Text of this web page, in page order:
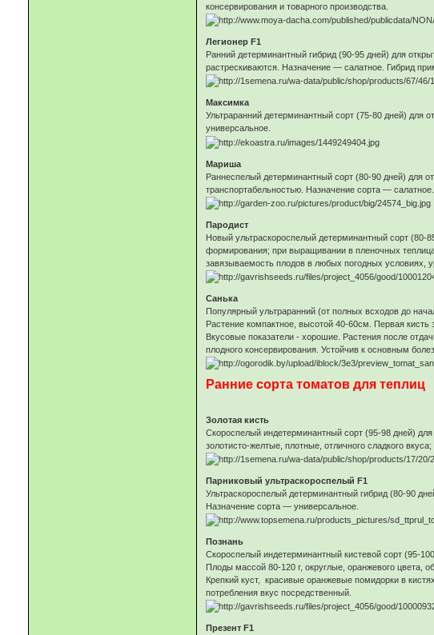
консервирования и товарного производства.
Легионер F1
Ранний детерминантный гибрид (90-95 дней) для
растрескиваются. Назначение — салатное. Гибрид
Максимка
Ультраранний детерминантный сорт (75-80 дней) для
универсальное.
Мариша
Раннеспелый детерминантный сорт (80-90 дней) для
транспортабельностью. Назначение сорта — салатное.
Пародист
Новый ультраскороспелый детерминантный сорт (80-
формирования; при выращивании в пленочных
завязываемость плодов в любых погодных условиях,
Санька
Популярный ультраранний (от полных всходов до
Растение компактное, высотой 40-60см. Первая
Вкусовые показатели - хорошие. Растения после
плодного консервирования. Устойчив к основным
Ранние сорта томатов для теплиц
Золотая кисть
Скороспелый индетерминантный сорт (95-98 дней)
золотисто-желтые, плотные, отличного сладкого
Парниковый ультраскороспелый F1
Ультраскороспелый детерминантный гибрид (80-90
Назначение сорта — универсальное.
Познань
Скороспелый индетерминантный кистевой сорт (95-
Плоды массой 80-120 г, округлые, оранжевого цвета,
Крепкий куст, красивые оранжевые помидорки в
потребления вкус посредственный.
Презент F1